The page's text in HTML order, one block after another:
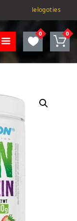
Ielogoties